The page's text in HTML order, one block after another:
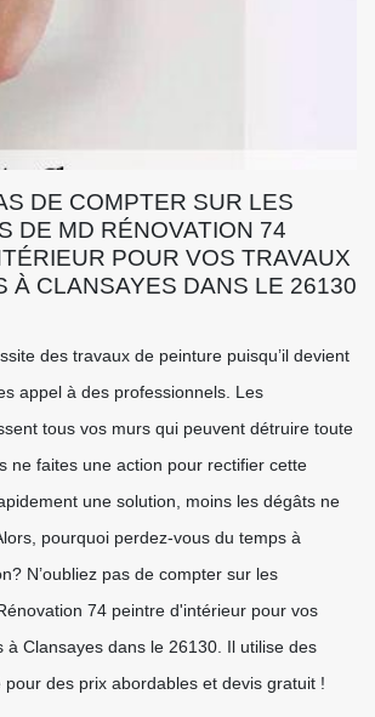
DE COMPTER SUR LES
DE MD RÉNOVATION 74
POUR VOS TRAVAUX
À CLANSAYES DANS LE 26130
des travaux de peinture puisqu’il devient
appel à des professionnels. Les
tous vos murs qui peuvent détruire toute
ne faites une action pour rectifier cette
une solution, moins les dégâts ne
pourquoi perdez-vous du temps à
N’oubliez pas de compter sur les
74 peintre d'intérieur pour vos
à Clansayes dans le 26130. Il utilise des
pour des prix abordables et devis gratuit !